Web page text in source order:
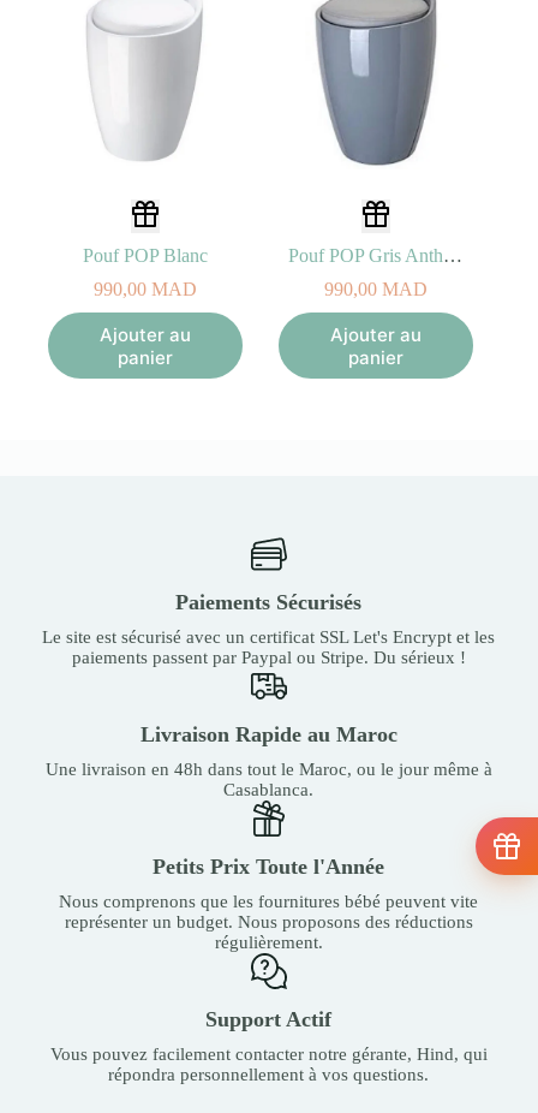
Pouf POP Blanc
990,00 MAD
Ajouter au
panier
Pouf POP Gris Anthracite
990,00 MAD
Ajouter au
panier
Paiements Sécurisés
Le site est sécurisé avec un certificat SSL Let's Encrypt et les
paiements passent par Paypal ou Stripe. Du sérieux !
Livraison Rapide au Maroc
Une livraison en 48h dans tout le Maroc, ou le jour même à
Casablanca.
Petits Prix Toute l'Année
Nous comprenons que les fournitures bébé peuvent vite
représenter un budget. Nous proposons des réductions
régulièrement.
Support Actif
Vous pouvez facilement contacter notre gérante, Hind, qui
répondra personnellement à vos questions.